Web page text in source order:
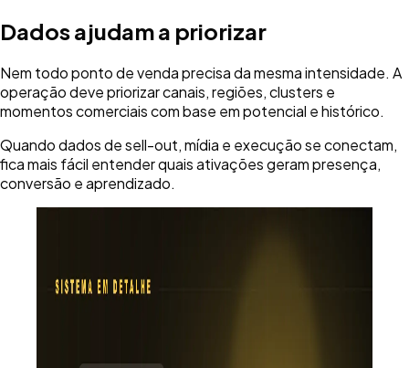
Dados ajudam a priorizar
Nem todo ponto de venda precisa da mesma intensidade. A
operação deve priorizar canais, regiões, clusters e
momentos comerciais com base em potencial e histórico.
Quando dados de sell-out, mídia e execução se conectam,
fica mais fácil entender quais ativações geram presença,
conversão e aprendizado.